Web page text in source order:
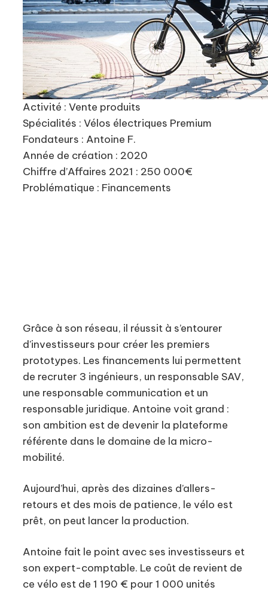
Activité : Vente produits
Spécialités : Vélos électriques Premium
Fondateurs : Antoine F.
Année de création : 2020
Chiffre d’Affaires 2021 : 250 000€
Problématique : Financements
Grâce à son réseau, il réussit à s’entourer
d’investisseurs pour créer les premiers
prototypes. Les financements lui permettent
de recruter 3 ingénieurs, un responsable SAV,
une responsable communication et un
responsable juridique. Antoine voit grand :
son ambition est de devenir la plateforme
référente dans le domaine de la micro-
mobilité.
Aujourd’hui, après des dizaines d’allers-
retours et des mois de patience, le vélo est
prêt, on peut lancer la production.
Antoine fait le point avec ses investisseurs et
son expert-comptable. Le coût de revient de
ce vélo est de 1 190 € pour 1 000 unités